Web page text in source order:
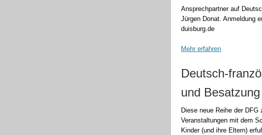
Ansprechpartner auf
Jürgen Donat. Anmeldung
duisburg.de
Mehr erfahren
Deutsch-
und Besatzung
Diese neue Reihe der
Veranstaltungen mit dem
Kinder (und ihre Eltern)